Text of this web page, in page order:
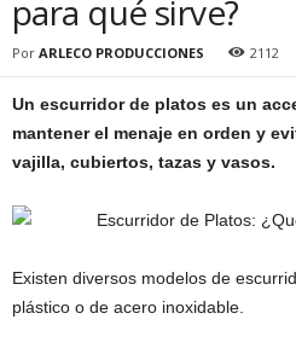
para qué sirve?
Por ARLECO PRODUCCIONES 2112
Un escurridor de platos es un
mantener el menaje en orden y
vajilla, cubiertos, tazas y vasos.
Existen diversos modelos de
plástico o de acero inoxidable.